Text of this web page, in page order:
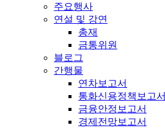
주요행사
연설 및 강연
총재
금통위원
블로그
간행물
연차보고서
통화신용정책보고서
금융안정보고서
경제전망보고서